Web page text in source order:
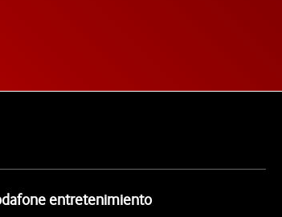
entretenimiento